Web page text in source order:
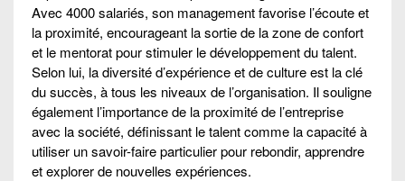
Avec 4000 salariés, son management favorise l’écoute et
la proximité, encourageant la sortie de la zone de confort
et le mentorat pour stimuler le développement du talent.
Selon lui, la diversité d’expérience et de culture est la clé
du succès, à tous les niveaux de l’organisation. Il souligne
également l’importance de la proximité de l’entreprise
avec la société, définissant le talent comme la capacité à
utiliser un savoir-faire particulier pour rebondir, apprendre
et explorer de nouvelles expériences.